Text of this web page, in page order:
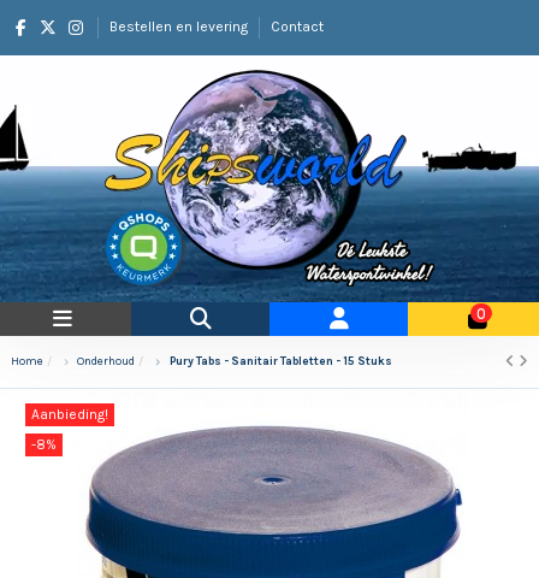
Bestellen en levering Contact
0
Home Onderhoud Pury Tabs - Sanitair Tabletten - 15 Stuks
Aanbieding!
-8%